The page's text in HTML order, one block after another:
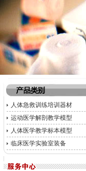
人体急救训练培训器材
运动医学解剖教学模型
人体医学教学标本模型
临床医学实验室装备